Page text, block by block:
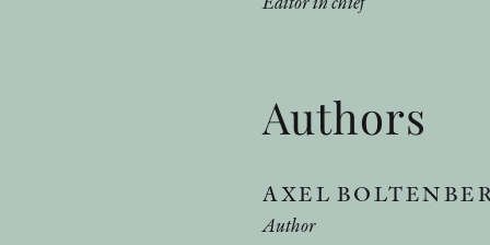
Authors
AXEL
Author